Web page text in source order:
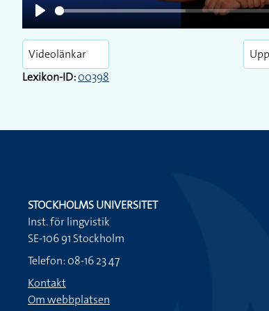
Play
Videolänkar
Lexikon-ID:00398
STOCKHOLMS UNIVERSITET
Inst. för lingvistik
SE-106 91 Stockholm
Telefon: 08-16 23 47
Kontakt
Om webbplatsen